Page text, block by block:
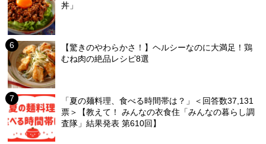
丼」
【驚きのやわらかさ！】ヘルシーなのに大満足！鶏
むね肉の絶品レシピ8選
「夏の麺料理、食べる時間帯は？」＜回答数37,131
票＞【教えて！ みんなの衣食住「みんなの暮らし調
査隊」結果発表 第610回】